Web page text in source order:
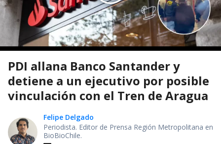
PDI allana Banco Santander y
detiene a un ejecutivo por posible
vinculación con el Tren de Aragua
Felipe Delgado
Periodista. Editor de Prensa Región Metropolitana en
BioBioChile.